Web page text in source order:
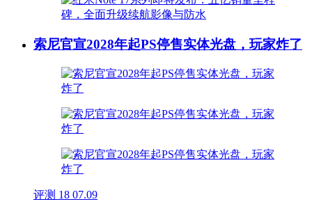
索尼官宣2028年起PS停售实体光盘，玩家炸了
评测 18 07.09